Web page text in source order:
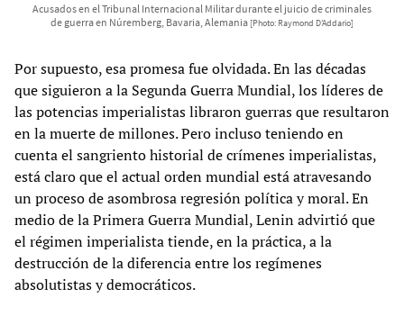
Acusados en el Tribunal Internacional Militar durante el juicio de criminales
de guerra en Núremberg, Bavaria, Alemania [Photo: Raymond D’Addario]
Por supuesto, esa promesa fue olvidada. En las décadas
que siguieron a la Segunda Guerra Mundial, los líderes de
las potencias imperialistas libraron guerras que resultaron
en la muerte de millones. Pero incluso teniendo en
cuenta el sangriento historial de crímenes imperialistas,
está claro que el actual orden mundial está atravesando
un proceso de asombrosa regresión política y moral. En
medio de la Primera Guerra Mundial, Lenin advirtió que
el régimen imperialista tiende, en la práctica, a la
destrucción de la diferencia entre los regímenes
absolutistas y democráticos.